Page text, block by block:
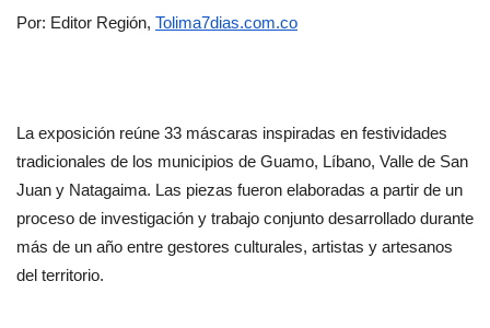
Por: Editor Región, Tolima7dias.com.co
La exposición reúne 33 máscaras inspiradas en festividades
tradicionales de los municipios de Guamo, Líbano, Valle de San
Juan y Natagaima. Las piezas fueron elaboradas a partir de un
proceso de investigación y trabajo conjunto desarrollado durante
más de un año entre gestores culturales, artistas y artesanos
del territorio.